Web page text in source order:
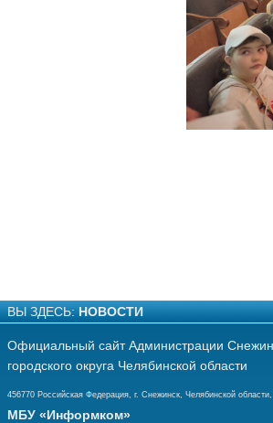
ВЫ ЗДЕСЬ: НОВОСТИ
Официальный сайт Администрации
городского округа Челябинской области
456770 Российская Федерация, г. Снежинск, Челябинской
МБУ «Информком»